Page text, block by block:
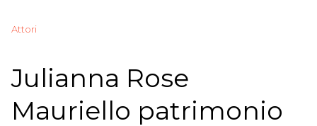
Attori
Julianna Rose
Mauriello patrimonio